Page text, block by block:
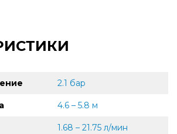
2.1 бар
4.6 – 5.8 м
1.68 – 21.75 л/мин